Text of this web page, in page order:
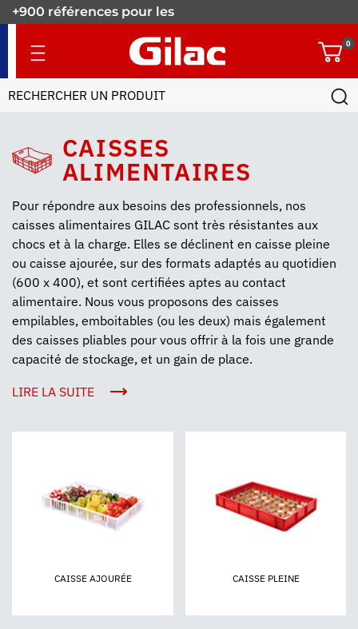
CAISSES
ALIMENTAIRES
Pour répondre aux besoins des professionnels, nos
caisses alimentaires GILAC sont très résistantes aux
chocs et à la charge. Elles se déclinent en caisse pleine
ou caisse ajourée, sur des formats adaptés au quotidien
(600 x 400), et sont certifiées aptes au contact
alimentaire. Nous vous proposons des caisses
empilables, emboitables (ou les deux) mais également
des caisses pliables pour vous offrir à la fois une grande
capacité de stockage, et un gain de place.
LIRE LA SUITE
CAISSE AJOURÉE CAISSE PLEINE
+900 références pour les
0